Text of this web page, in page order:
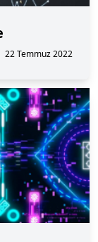
22 Temmuz 2022